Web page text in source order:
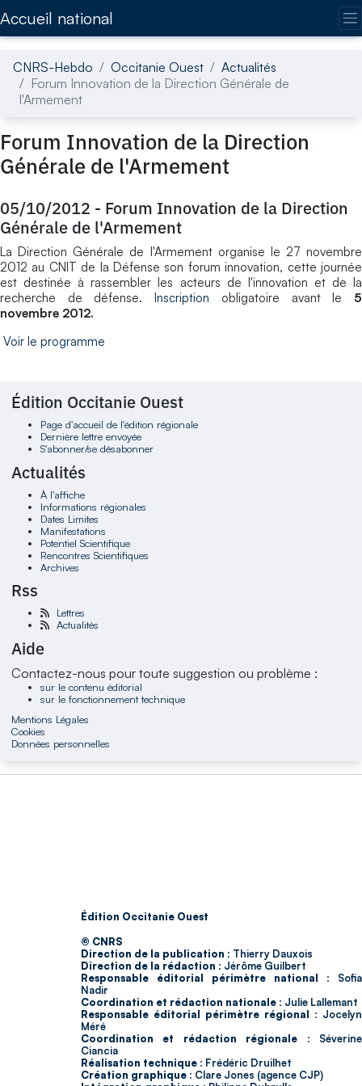
Accueil national
CNRS-Hebdo Occitanie Ouest
Actualités
Forum Innovation de la Direction Générale de
l'Armement
Forum Innovation de la Direction
Générale de l'Armement
05/10/2012 - Forum Innovation de la Direction
Générale de l'Armement
La Direction Générale de l'Armement organise le 27 novembre
2012 au CNIT de la Défense son forum innovation, cette journée
est destinée à rassembler les acteurs de l'innovation et de la
recherche de défense.Inscription obligatoire avant le 5
novembre 2012.
Voir le programme
Édition Occitanie Ouest
Page d'accueil de l'édition régionale
Dernière lettre envoyée
S'abonner/se désabonner
Actualités
À l'affiche
Informations régionales
Dates Limites
Manifestations
Potentiel Scientifique
Rencontres Scientifiques
Archives
Rss
Lettres
Actualités
Aide
Contactez-nous pour toute suggestion ou problème :
sur le contenu éditorial
sur le fonctionnement technique
Mentions Légales
Cookies
Données personnelles
Édition Occitanie Ouest
© CNRS
Direction de la publication : Thierry Dauxois
Direction de la rédaction : Jérôme Guilbert
Responsable éditorial périmètre national : Sofia
Nadir
Coordination et rédaction nationale : Julie Lallemant
Responsable éditorial périmètre régional : Jocelyn
Méré
Coordination et rédaction régionale : Séverine
Ciancia
Réalisation technique : Frédéric Druilhet
Création graphique : Clare Jones (agence CJP)